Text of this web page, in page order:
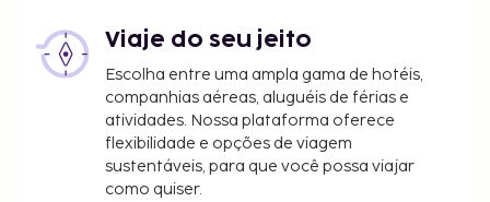
Viaje do seu jeito
Escolha entre uma ampla gama de hotéis,
companhias aéreas, aluguéis de férias e
atividades. Nossa plataforma oferece
flexibilidade e opções de viagem
sustentáveis, para que você possa viajar
como quiser.